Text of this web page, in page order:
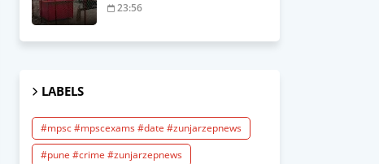
23:56
LABELS
#mpsc #mpscexams #date #zunjarzepnews
#pune #crime #zunjarzepnews